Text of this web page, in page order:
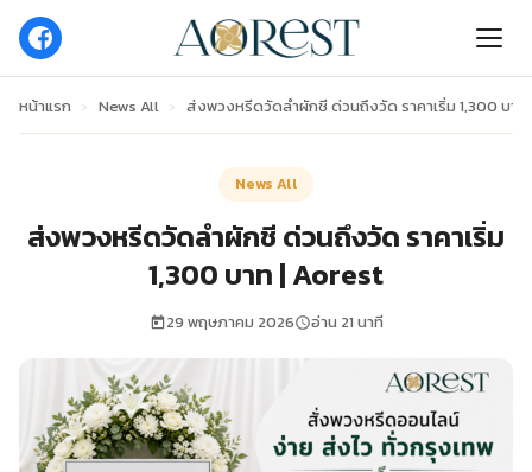
หน้าแรก › News All › ส่งพวงหรีดวัดลำผักชี ด่วนถึงวัด ราคาเริ่ม 1,300 บา
News All
ส่งพวงหรีดวัดลำผักชี ด่วนถึงวัด ราคาเริ่ม
1,300 บาท | Aorest
29 พฤษภาคม 2026 อ่าน 21 นาที